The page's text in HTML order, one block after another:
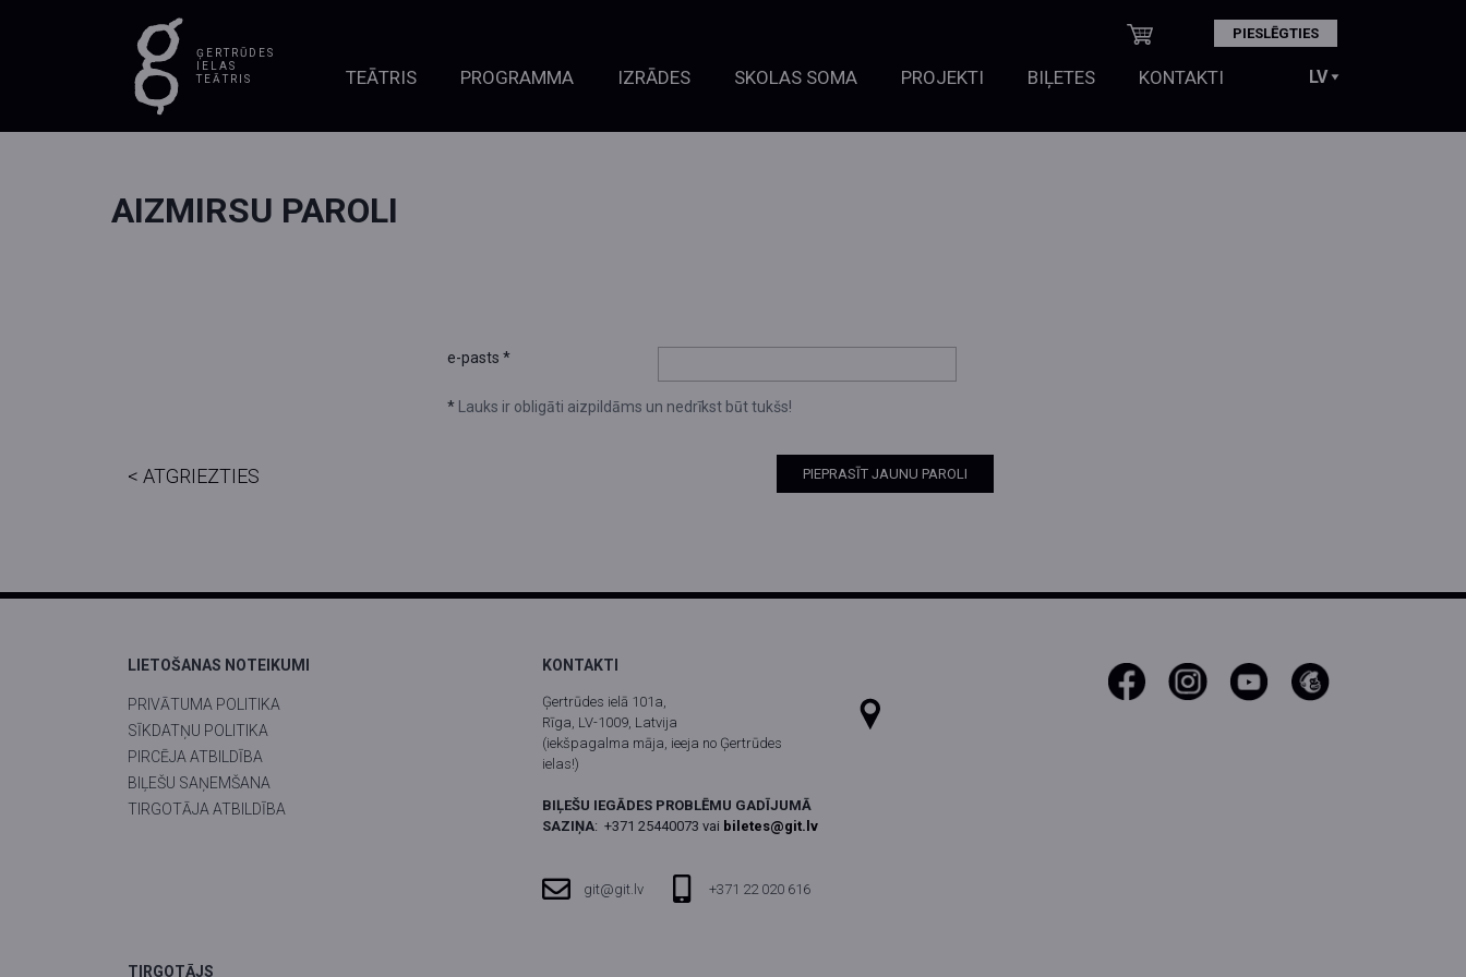
ĢERTRŪDES
IELAS
TEĀTRIS
PIESLĒGTIES
TEĀTRIS PROGRAMMA IZRĀDES SKOLAS SOMA PROJEKTI BIĻETES KONTAKTI
AIZMIRSU PAROLI
e-pasts *
* Lauks ir obligāti aizpildāms un nedrīkst būt tukšs!
< ATGRIEZTIES PIEPRASĪT JAUNU PAROLI
LIETOŠANAS NOTEIKUMI
PRIVĀTUMA POLITIKA
SĪKDATŅU POLITIKA
PIRCĒJA ATBILDĪBA
BIĻEŠU SAŅEMŠANA
TIRGOTĀJA ATBILDĪBA
KONTAKTI
Ģertrūdes ielā 101a,
Rīga, LV-1009, Latvija
(iekšpagalma māja, ieeja no Ģertrūdes
ielas!)
BIĻEŠU IEGĀDES PROBLĒMU GADĪJUMĀ
SAZIŅA: +371 25440073 vai biletes@git.lv
git@git.lv +371 22 020 616
TIRGOTĀJS